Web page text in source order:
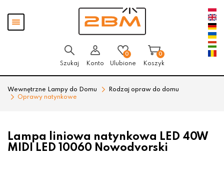
Pokaż
menu
Szukaj Konto
0
Ulubione
0
Koszyk
Wewnętrzne Lampy do Domu
Rodzaj opraw do domu
Oprawy natynkowe
Lampa liniowa natynkowa LED 40W
MIDI LED 10060 Nowodvorski